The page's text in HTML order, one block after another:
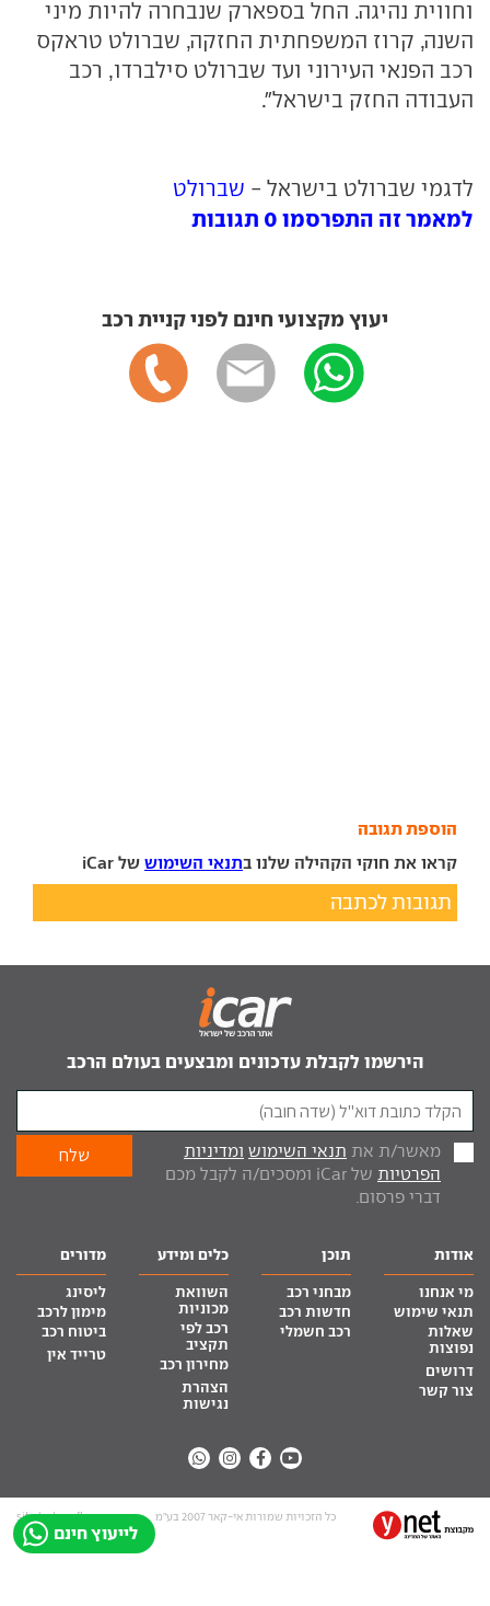
וחווית נהיגה. החל בספארק שנבחרה להיות מיני
השנה, קרוז המשפחתית החזקה, שברולט טראקס
רכב הפנאי העירוני ועד שברולט סילברדו, רכב
העבודה החזק בישראל".
לדגמי שברולט בישראל - שברולט
למאמר זה התפרסמו 0 תגובות
יעוץ מקצועי חינם לפני קניית רכב
הוספת תגובה
קראו את חוקי הקהילה שלנו בתנאי השימוש של iCar
תגובות לכתבה
לייעוץ חינם
הירשמו לקבלת עדכונים ומבצעים בעולם הרכב
מאשר/ת את תנאי השימוש ומדיניות
הפרטיות
של iCar ומסכים/ה לקבל מכם
דברי פרסום.
אודות
מי אנחנו
תנאי שימוש
שאלות
נפוצות
דרושים
צור קשר
תוכן
מבחני רכב
חדשות רכב
רכב חשמלי
כלים ומידע
השוואת
מכוניות
רכב לפי
תקציב
מחירון רכב
הצהרת
נגישות
מדורים
ליסינג
מימון לרכב
ביטוח רכב
טרייד אין
כל הזכויות שמורות אי-קאר 2007 בע”מ site by tq.soft